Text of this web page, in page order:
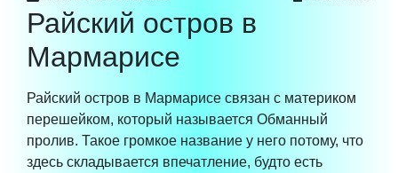
Райский остров в
Мармарисе
Райский остров в Мармарисе связан с материком
перешейком, который называется Обманный
пролив. Такое громкое название у него потому, что
здесь складывается впечатление, будто есть